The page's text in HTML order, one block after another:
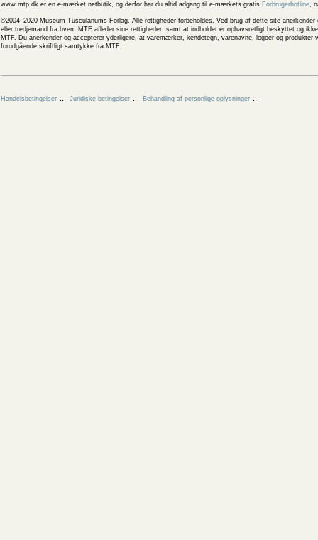
www.mtp.dk er en e-mærket netbutik, og derfor har du altid adgang til e-mærkets gratis Forbrugerhotline,
©2004–2020 Museum Tusculanums Forlag. Alle rettigheder forbeholdes. Ved brug af dette site
eller tredjemand fra hvem MTF afleder sine rettigheder, samt at indholdet er ophavsretligt beskyttet og
MTF. Du anerkender og accepterer yderligere, at varemærker, kendetegn, varenavne, logoer og
forudgående skriftligt samtykke fra MTF.
Handelsbetingelser Juridiske betingelser Behandling af personlige oplysninger